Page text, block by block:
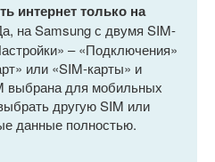
интернет только на
на Samsung с двумя SIM-
– «Подключения»
или «SIM-карты» и
выбрана для мобильных
другую SIM или
данные полностью.